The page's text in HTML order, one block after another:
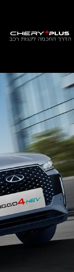
הדרך החכמה לקנות רכב